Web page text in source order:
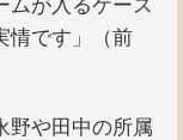
ムが入るケース
情です」（前
野や田中の所属